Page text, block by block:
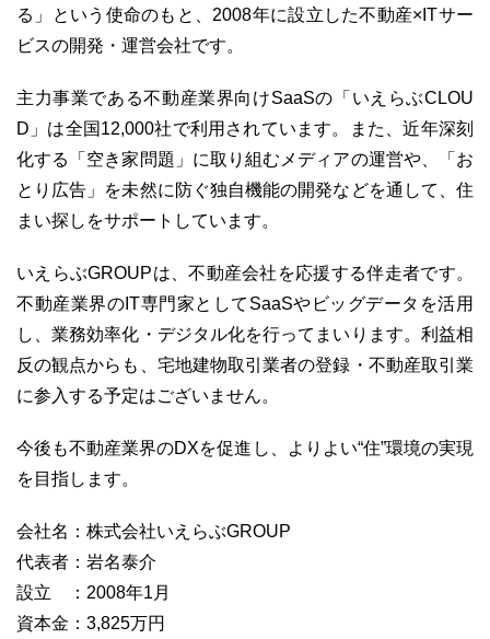
る」という使命のもと、2008年に設立した不動産×ITサー
ビスの開発・運営会社です。
主力事業である不動産業界向けSaaSの「いえらぶCLOU
D」は全国12,000社で利用されています。また、近年深刻
化する「空き家問題」に取り組むメディアの運営や、「お
とり広告」を未然に防ぐ独自機能の開発などを通して、住
まい探しをサポートしています。
いえらぶGROUPは、不動産会社を応援する伴走者です。
不動産業界のIT専門家としてSaaSやビッグデータを活用
し、業務効率化・デジタル化を行ってまいります。利益相
反の観点からも、宅地建物取引業者の登録・不動産取引業
に参入する予定はございません。
今後も不動産業界のDXを促進し、よりよい“住”環境の実現
を目指します。
会社名：株式会社いえらぶGROUP
代表者：岩名泰介
設立 ：2008年1月
資本金：3,825万円